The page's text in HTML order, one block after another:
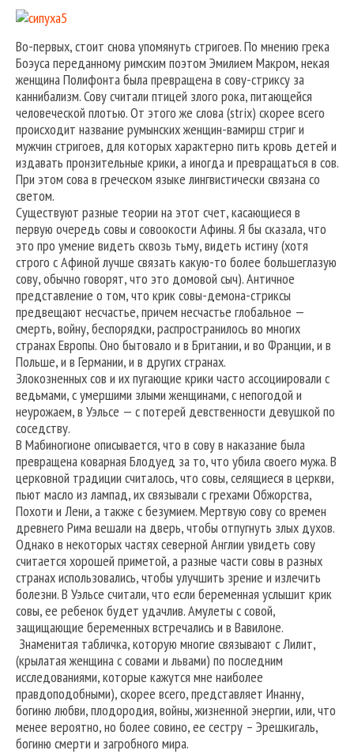
Во-первых, стоит снова упомянуть стригоев. По мнению грека
Боэуса переданному римским поэтом Эмилием Макром, некая
женщина Полифонта была превращена в сову-стриксу за
каннибализм. Сову считали птицей злого рока, питающейся
человеческой плотью. От этого же слова (strix) скорее всего
происходит название румынских женщин-вамирш стриг и
мужчин стригоев, для которых характерно пить кровь детей и
издавать пронзительные крики, а иногда и превращаться в сов.
При этом сова в греческом языке лингвистически связана со
светом.
Существуют разные теории на этот счет, касающиеся в
первую очередь совы и совоокости Афины. Я бы сказала, что
это про умение видеть сквозь тьму, видеть истину (хотя
строго с Афиной лучше связать какую-то более большеглазую
сову, обычно говорят, что это домовой сыч). Античное
представление о том, что крик совы-демона-стриксы
предвещают несчастье, причем несчастье глобальное —
смерть, войну, беспорядки, распространилось во многих
странах Европы. Оно бытовало и в Британии, и во Франции, и в
Польше, и в Германии, и в других странах.
Злокозненных сов и их пугающие крики часто ассоциировали с
ведьмами, с умершими злыми женщинами, с непогодой и
неурожаем, в Уэльсе — с потерей девственности девушкой по
соседству.
В Мабиногионе описывается, что в сову в наказание была
превращена коварная Блодуед за то, что убила своего мужа. В
церковной традиции считалось, что совы, селящиеся в церкви,
пьют масло из лампад, их связывали с грехами Обжорства,
Похоти и Лени, а также с безумием. Мертвую сову со времен
древнего Рима вешали на дверь, чтобы отпугнуть злых духов.
Однако в некоторых частях северной Англии увидеть сову
считается хорошей приметой, а разные части совы в разных
странах использовались, чтобы улучшить зрение и излечить
болезни. В Уэльсе считали, что если беременная услышит крик
совы, ее ребенок будет удачлив. Амулеты с совой,
защищающие беременных встречались и в Вавилоне.
Знаменитая табличка, которую многие связывают с Лилит,
(крылатая женщина с совами и львами) по последним
исследованиями, которые кажутся мне наиболее
правдоподобными), скорее всего, представляет Инанну,
богиню любви, плодородия, войны, жизненной энергии, или, что
менее вероятно, но более совино, ее сестру – Эрешкигаль,
богиню смерти и загробного мира.